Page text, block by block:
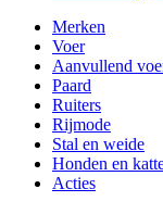
Merken
Voer
Aanvullend
Paard
Ruiters
Rijmode
Stal en weide
Honden en
Acties